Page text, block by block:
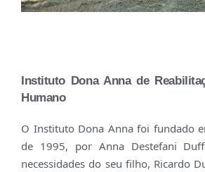
Instituto Dona Anna de
Humano
O Instituto Dona Anna foi fundado
de 1995, por Anna Destefani
necessidades do seu filho, Ricardo